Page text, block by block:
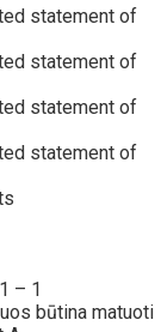
statement of
statement of
statement of
statement of
– 1
būtina matuoti